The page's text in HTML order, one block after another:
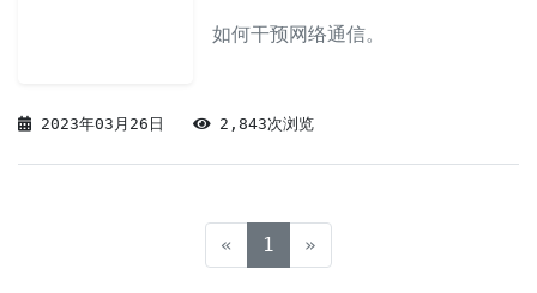
如何干预网络通信。
2023年03月26日 2,843次浏览
« 1 (current)
»